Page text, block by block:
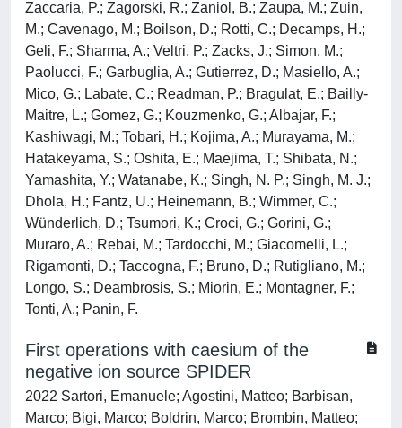
Zaccaria, P.; Zagorski, R.; Zaniol, B.; Zaupa, M.; Zuin,
M.; Cavenago, M.; Boilson, D.; Rotti, C.; Decamps, H.;
Geli, F.; Sharma, A.; Veltri, P.; Zacks, J.; Simon, M.;
Paolucci, F.; Garbuglia, A.; Gutierrez, D.; Masiello, A.;
Mico, G.; Labate, C.; Readman, P.; Bragulat, E.; Bailly-
Maitre, L.; Gomez, G.; Kouzmenko, G.; Albajar, F.;
Kashiwagi, M.; Tobari, H.; Kojima, A.; Murayama, M.;
Hatakeyama, S.; Oshita, E.; Maejima, T.; Shibata, N.;
Yamashita, Y.; Watanabe, K.; Singh, N. P.; Singh, M. J.;
Dhola, H.; Fantz, U.; Heinemann, B.; Wimmer, C.;
Wünderlich, D.; Tsumori, K.; Croci, G.; Gorini, G.;
Muraro, A.; Rebai, M.; Tardocchi, M.; Giacomelli, L.;
Rigamonti, D.; Taccogna, F.; Bruno, D.; Rutigliano, M.;
Longo, S.; Deambrosis, S.; Miorin, E.; Montagner, F.;
Tonti, A.; Panin, F.
First operations with caesium of the
negative ion source SPIDER
2022 Sartori, Emanuele; Agostini, Matteo; Barbisan,
Marco; Bigi, Marco; Boldrin, Marco; Brombin, Matteo;